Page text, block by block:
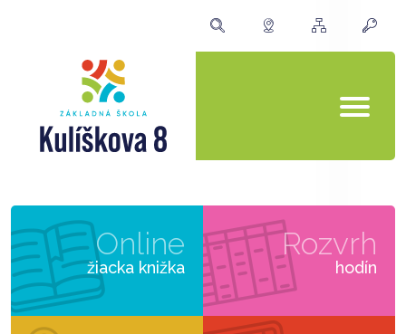
Online
žiacka knižka
Rozvrh
hodín